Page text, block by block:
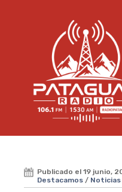
Publicado el 19 junio,
Destacamos / Noticias